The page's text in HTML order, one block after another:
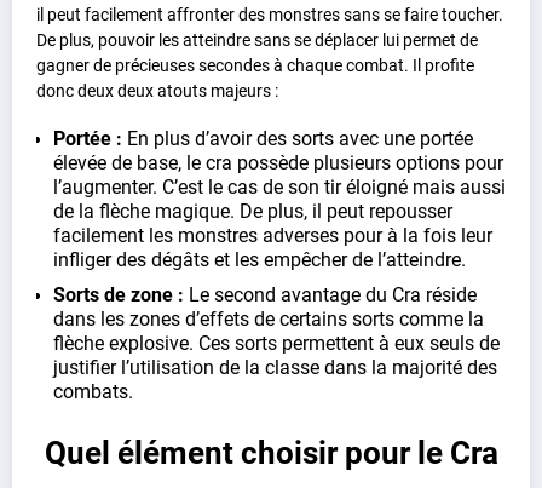
il peut facilement affronter des monstres sans se faire toucher.
De plus, pouvoir les atteindre sans se déplacer lui permet de
gagner de précieuses secondes à chaque combat. Il profite
donc deux deux atouts majeurs :
Portée : En plus d’avoir des sorts avec une portée
élevée de base, le cra possède plusieurs options pour
l’augmenter. C’est le cas de son tir éloigné mais aussi
de la flèche magique. De plus, il peut repousser
facilement les monstres adverses pour à la fois leur
infliger des dégâts et les empêcher de l’atteindre.
Sorts de zone : Le second avantage du Cra réside
dans les zones d’effets de certains sorts comme la
flèche explosive. Ces sorts permettent à eux seuls de
justifier l’utilisation de la classe dans la majorité des
combats.
Quel élément choisir pour le Cra